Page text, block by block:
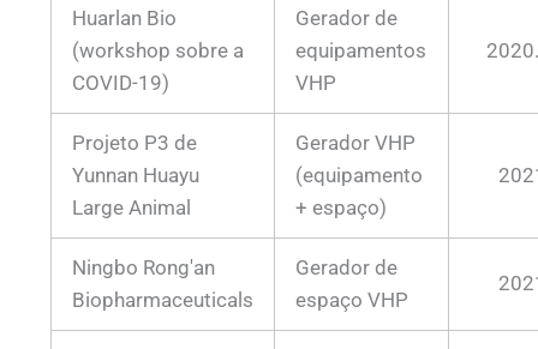
Huarlan Bio
(workshop sobre a
COVID-19)
Gerador de
equipamentos
VHP
Projeto P3 de
Yunnan Huayu
Large Animal
Gerador VHP
(equipamento
+ espaço)
Ningbo Rong'an
Biopharmaceuticals
Gerador de
espaço VHP